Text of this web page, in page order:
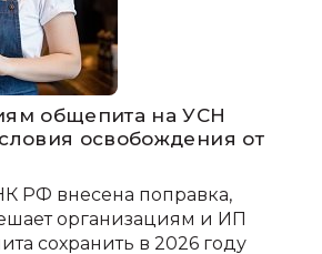
общепита на УСН
освобождения от
РФ внесена поправка,
организациям и ИП
сохранить в 2026 году